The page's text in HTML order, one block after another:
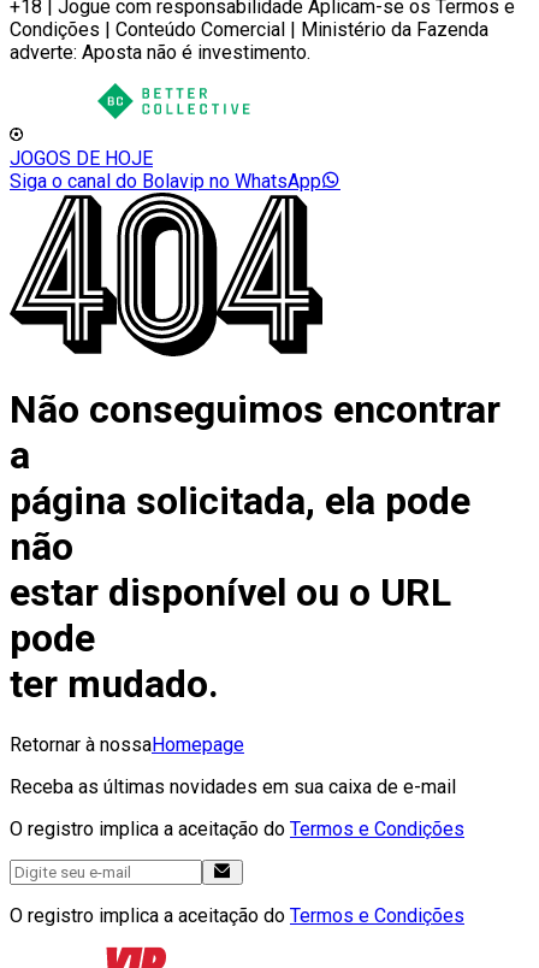
+18 | Jogue com responsabilidade Aplicam-se os Termos e
Condições | Conteúdo Comercial | Ministério da Fazenda
adverte: Aposta não é investimento.
JOGOS DE HOJE
Siga o canal do Bolavip no WhatsApp
Não conseguimos encontrar
a
página solicitada, ela pode
não
estar disponível ou o URL
pode
ter mudado.
Retornar à nossaHomepage
Receba as últimas novidades em sua caixa de e-mail
O registro implica a aceitação do Termos e Condições
O registro implica a aceitação do Termos e Condições